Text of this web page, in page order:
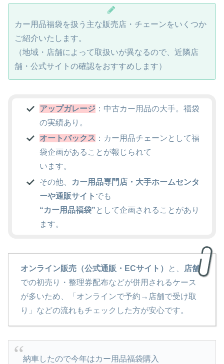
カー用品福袋を扱う主な販売店・チェーンをいくつか
ご紹介いたします。
（地域・店舗によって取扱いが異なるので、近隣店
舗・公式サイトの確認をおすすめします）
アップガレージ：中古カー用品の大手。福袋
の実績あり。
オートバックス ：カー用品チェーンとして福
袋企画があることが報じられて
います。
その他、
カー用品専門店・大手ホームセンタ
ーや通販サイト でも
“カー用品福袋” として企画されることがあり
ます。
オンライン販売（公式通販・ECサイト） と、
店舗
での初売り・整理券配布などが併用されるケース
が多いため、「オンラインで予約→店舗で受け取
り」などの流れもチェックした方が安心です。
納車したので今年はカー用品福袋購入